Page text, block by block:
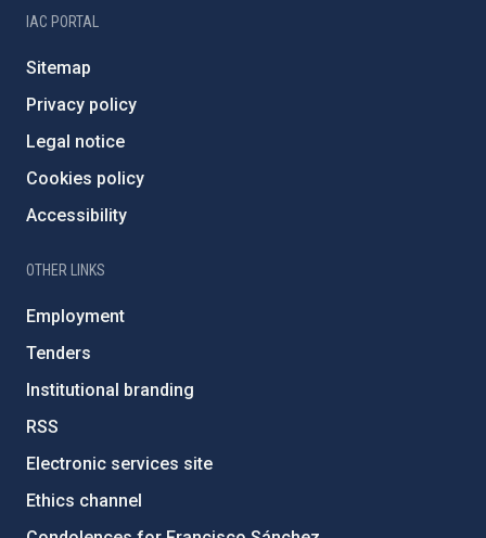
IAC PORTAL
Sitemap
Privacy policy
Legal notice
Cookies policy
Accessibility
OTHER LINKS
Employment
Tenders
Institutional branding
RSS
Electronic services site
Ethics channel